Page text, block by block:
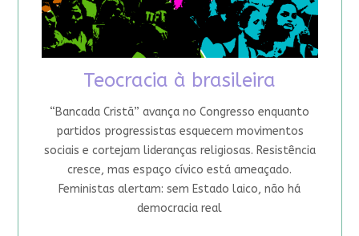
Teocracia à brasileira
“Bancada Cristã” avança no Congresso enquanto
partidos progressistas esquecem movimentos
sociais e cortejam lideranças religiosas. Resistência
cresce, mas espaço cívico está ameaçado.
Feministas alertam: sem Estado laico, não há
democracia real